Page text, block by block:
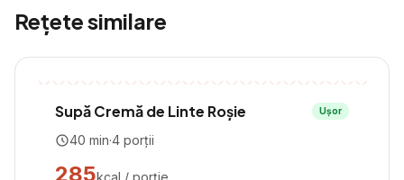
Rețete similare
Supă Cremă de Linte Roșie Ușor
40 min·4 porții
285kcal / porție